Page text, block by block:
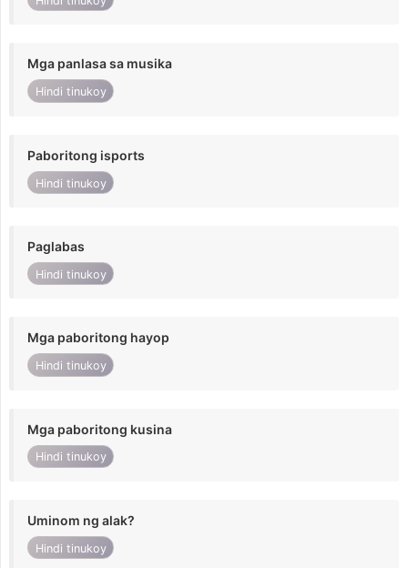
Mga panlasa sa musika
Hindi tinukoy
Paboritong isports
Hindi tinukoy
Paglabas
Hindi tinukoy
Mga paboritong hayop
Hindi tinukoy
Mga paboritong kusina
Hindi tinukoy
Uminom ng alak?
Hindi tinukoy